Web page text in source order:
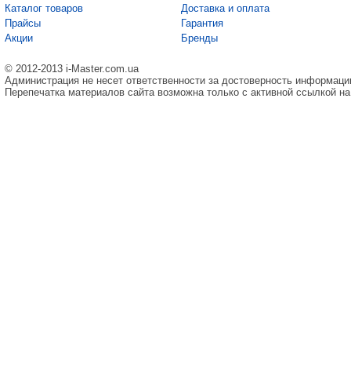
Каталог товаров
Прайсы
Акции
Доставка и оплата
Гарантия
Бренды
© 2012-2013 i-Master.com.ua
Администрация не несет ответственности за достоверность
Перепечатка материалов сайта возможна только с активной ссылкой